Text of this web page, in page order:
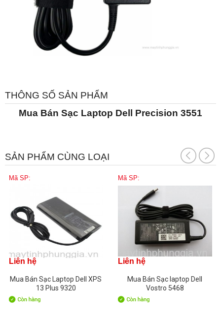
THÔNG SỐ SẢN PHẨM
Mua Bán Sạc Laptop Dell Precision 3551
SẢN PHẨM CÙNG LOẠI
Mã SP:
Liên hệ
Mua Bán Sạc Laptop Dell XPS
13 Plus 9320
Mã SP:
Liên hệ
Mua Bán Sạc laptop Dell
Vostro 5468